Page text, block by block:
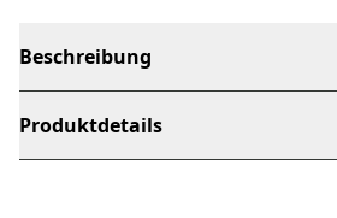
Beschreibung
Produktdetails